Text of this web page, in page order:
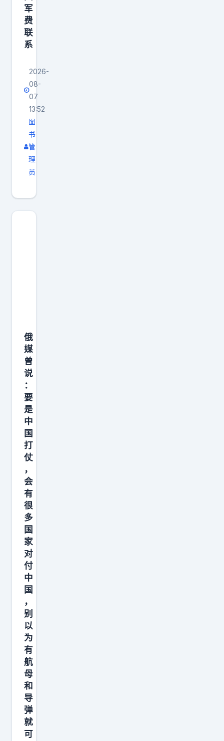
军
费
联
系
2026-
08-
07
13:52
图
书
管
理
员
俄
媒
曾
说
：
要
是
中
国
打
仗
，
会
有
很
多
国
家
对
付
中
国
，
别
以
为
有
航
母
和
导
弹
就
可